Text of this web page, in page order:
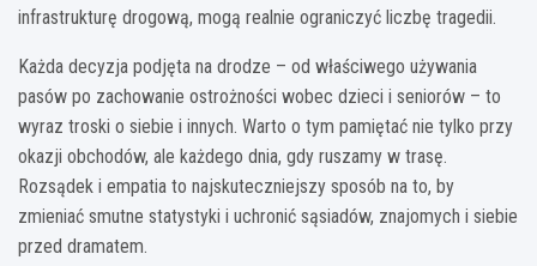
infrastrukturę drogową, mogą realnie ograniczyć liczbę tragedii.
Każda decyzja podjęta na drodze – od właściwego używania
pasów po zachowanie ostrożności wobec dzieci i seniorów – to
wyraz troski o siebie i innych. Warto o tym pamiętać nie tylko przy
okazji obchodów, ale każdego dnia, gdy ruszamy w trasę.
Rozsądek i empatia to najskuteczniejszy sposób na to, by
zmieniać smutne statystyki i uchronić sąsiadów, znajomych i siebie
przed dramatem.